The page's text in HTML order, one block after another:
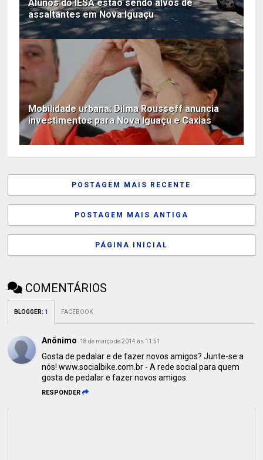
Alunos do IESA estão sendo alvos de
assaltantes em Nova Iguaçu
Mobilidade urbana: Dilma Rousseff anuncia
investimentos para Nova Iguaçu e Caxias
POSTAGEM MAIS RECENTE
POSTAGEM MAIS ANTIGA
PÁGINA INICIAL
COMENTÁRIOS
BLOGGER: 1 FACEBOOK
Anônimo 18 de março de 2014 às 11:51
Gosta de pedalar e de fazer novos amigos? Junte-se a
nós! www.socialbike.com.br - A rede social para quem
gosta de pedalar e fazer novos amigos.
RESPONDER